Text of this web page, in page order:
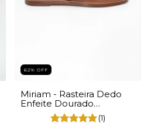
62% OFF
Miriam - Rasteira Dedo
Enfeite Dourado
Feminina Marrom(1)